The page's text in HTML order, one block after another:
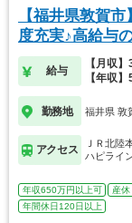
【福井県敦賀
度充実♪高給与
給与
【月収
【年収
勤務地 福井県 敦
アクセス
ＪＲ北陸
ハピライ
年収650万円以上可 産休
年間休日120日以上